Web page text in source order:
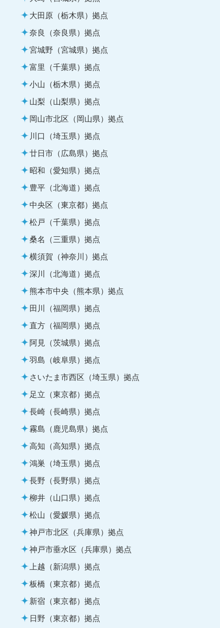
大田原（栃木県）拠点
奈良（奈良県）拠点
宮城野（宮城県）拠点
富里（千葉県）拠点
小山（栃木県）拠点
山梨（山梨県）拠点
岡山市北区（岡山県）拠点
川口（埼玉県）拠点
廿日市（広島県）拠点
昭和（愛知県）拠点
豊平（北海道）拠点
中央区（東京都）拠点
松戸（千葉県）拠点
桑名（三重県）拠点
横須賀（神奈川）拠点
深川（北海道）拠点
熊本市中央（熊本県）拠点
田川（福岡県）拠点
直方（福岡県）拠点
阿見（茨城県）拠点
羽島（岐阜県）拠点
さいたま市西区（埼玉県）拠点
足立（東京都）拠点
長崎（長崎県）拠点
霧島（鹿児島県）拠点
高知（高知県）拠点
鴻巣（埼玉県）拠点
長野（長野県）拠点
柳井（山口県）拠点
松山（愛媛県）拠点
神戸市北区（兵庫県）拠点
神戸市垂水区（兵庫県）拠点
上越（新潟県）拠点
板橋（東京都）拠点
新宿（東京都）拠点
日野（東京都）拠点